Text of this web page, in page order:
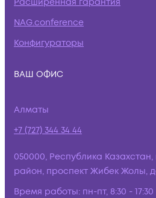
NAG.conference
Конфигураторы
ВАШ ОФИС
Алматы
+7 (727) 344 34 44
050000, Республика
район, проспект Жибек Жолы,
Время работы: пн-пт, 8:30 - 17:30